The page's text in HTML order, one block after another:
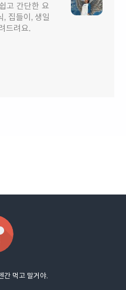
고 간단한 요
, 집들이, 생일
드려요.
간 먹고 말거야.